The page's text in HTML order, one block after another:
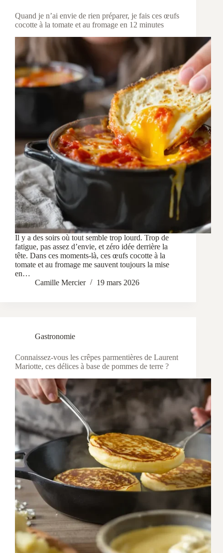
Quand je n’ai envie de rien préparer, je fais ces œufs
cocotte à la tomate et au fromage en 12 minutes
Il y a des soirs où tout semble trop lourd. Trop de
fatigue, pas assez d’envie, et zéro idée derrière la
tête. Dans ces moments-là, ces œufs cocotte à la
tomate et au fromage me sauvent toujours la mise
en…
Camille Mercier
19 mars 2026
Gastronomie
Connaissez-vous les crêpes parmentières de Laurent
Mariotte, ces délices à base de pommes de terre ?